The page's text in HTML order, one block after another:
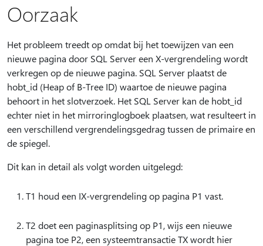
Oorzaak
Het probleem treedt op omdat bij het toewijzen van een
nieuwe pagina door SQL Server een X-vergrendeling wordt
verkregen op de nieuwe pagina. SQL Server plaatst de
hobt_id (Heap of B-Tree ID) waartoe de nieuwe pagina
behoort in het slotverzoek. Het SQL Server kan de hobt_id
echter niet in het mirroringlogboek plaatsen, wat resulteert in
een verschillend vergrendelingsgedrag tussen de primaire en
de spiegel.
Dit kan in detail als volgt worden uitgelegd:
T1 houd een IX-vergrendeling op pagina P1 vast.
T2 doet een paginasplitsing op P1, wijs een nieuwe
pagina toe P2, een systeemtransactie TX wordt hier